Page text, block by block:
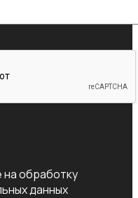
на обработку
данных